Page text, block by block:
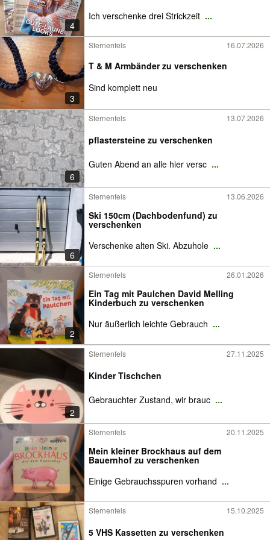
4
Ich verschenke drei Strickzeit ...
3
Sternenfels 16.07.2026
T & M Armbänder zu verschenken
Sind komplett neu
6
Sternenfels 13.07.2026
pflastersteine zu verschenken
Guten Abend an alle hier versc ...
6
Sternenfels 13.06.2026
Ski 150cm (Dachbodenfund) zu
verschenken
Verschenke alten Ski. Abzuhole ...
2
Sternenfels 26.01.2026
Ein Tag mit Paulchen David Melling
Kinderbuch zu verschenken
Nur äußerlich leichte Gebrauch ...
2
Sternenfels 27.11.2025
Kinder Tischchen
Gebrauchter Zustand, wir brauc ...
Sternenfels 20.11.2025
Mein kleiner Brockhaus auf dem
Bauernhof zu verschenken
Einige Gebrauchsspuren vorhand ...
Sternenfels 15.10.2025
5 VHS Kassetten zu verschenken